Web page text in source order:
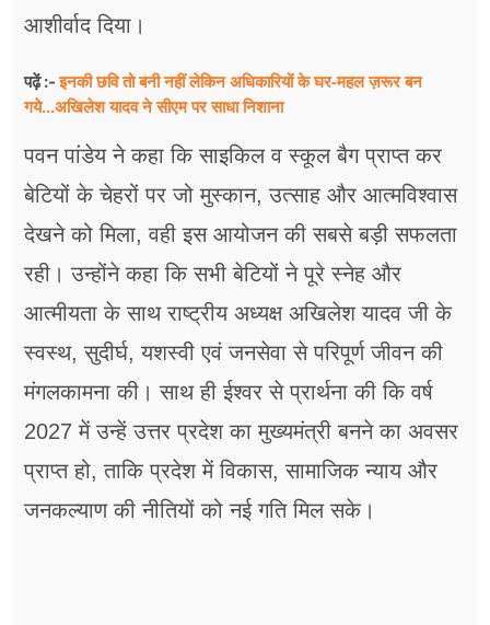
आशीर्वाद दिया।
पढ़ें :-इनकी छवि तो बनी नहीं लेकिन अधिकारियों के घर-महल ज़रूर बन
गये...अखिलेश यादव ने सीएम पर साधा​ निशाना
पवन पांडेय ने कहा कि साइकिल व स्कूल बैग प्राप्त कर
बेटियों के चेहरों पर जो मुस्कान, उत्साह और आत्मविश्वास
देखने को मिला, वही इस आयोजन की सबसे बड़ी सफलता
रही। उन्होंने कहा कि सभी बेटियों ने पूरे स्नेह और
आत्मीयता के साथ राष्ट्रीय अध्यक्ष अखिलेश यादव जी के
स्वस्थ, सुदीर्घ, यशस्वी एवं जनसेवा से परिपूर्ण जीवन की
मंगलकामना की। साथ ही ईश्वर से प्रार्थना की कि वर्ष
2027 में उन्हें उत्तर प्रदेश का मुख्यमंत्री बनने का अवसर
प्राप्त हो, ताकि प्रदेश में विकास, सामाजिक न्याय और
जनकल्याण की नीतियों को नई गति मिल सके।